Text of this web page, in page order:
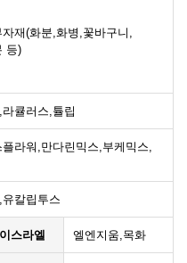
재(화분,화병,꽃바구니,
등)
큘러스,튤립
라워,만다린믹스,부케믹스,
칼립투스
이스라엘 엘엔지움,목화